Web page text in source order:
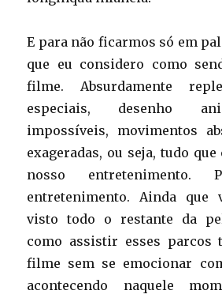
E para não ficarmos só em
que eu considero como
filme. Absurdamente
especiais, desenho
impossíveis, movimentos
exageradas, ou seja, tudo
nosso entretenimento.
entretenimento. Ainda que
visto todo o restante da
como assistir esses parcos
filme sem se emocionar
acontecendo naquele